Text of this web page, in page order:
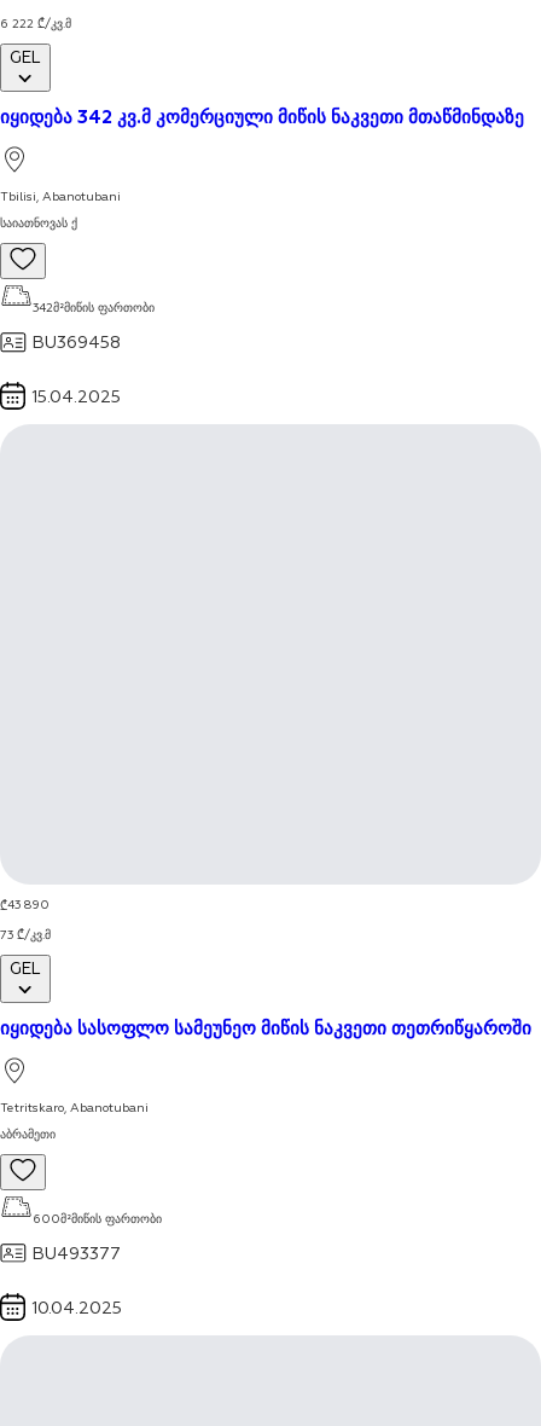
ყველას ნახვა
6 222 ₾/კვ.მ
GEL
იყიდება 342 კვ.მ კომერციული მიწის ნაკვეთი მთაწმინდაზე
Tbilisi, Abanotubani
საიათნოვას ქ
342მ²მიწის ფართობი
BU369458
15.04.2025
1 / 5
₾43 890
73 ₾/კვ.მ
GEL
იყიდება სასოფლო სამეუნეო მიწის ნაკვეთი თეთრიწყაროში
Tetritskaro, Abanotubani
აბრამეთი
600მ²მიწის ფართობი
BU493377
10.04.2025